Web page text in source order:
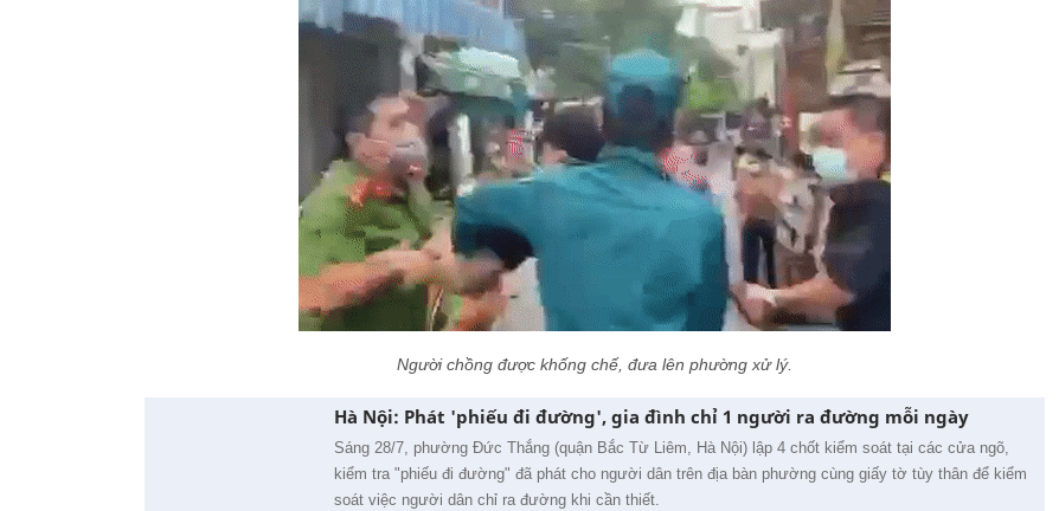
Người chồng được khống chế, đưa lên phường xử lý.
Hà Nội: Phát 'phiếu đi đường', gia đình chỉ 1 người ra đường mỗi ngày
Sáng 28/7, phường Đức Thắng (quận Bắc Từ Liêm, Hà Nội) lập 4 chốt kiểm soát tại các cửa ngõ,
kiểm tra "phiếu đi đường" đã phát cho người dân trên địa bàn phường cùng giấy tờ tùy thân để kiểm
soát việc người dân chỉ ra đường khi cần thiết.